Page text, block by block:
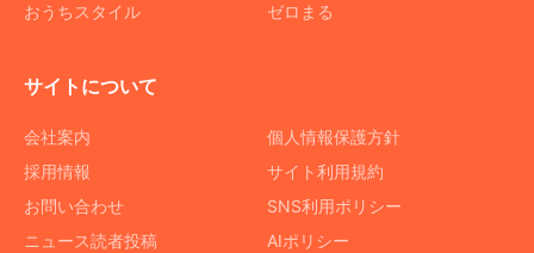
おうちスタイル
ゼロまる
サイトについて
会社案内
採用情報
お問い合わせ
ニュース読者投稿
個人情報保護方針
サイト利用規約
SNS利用ポリシー
AIポリシー